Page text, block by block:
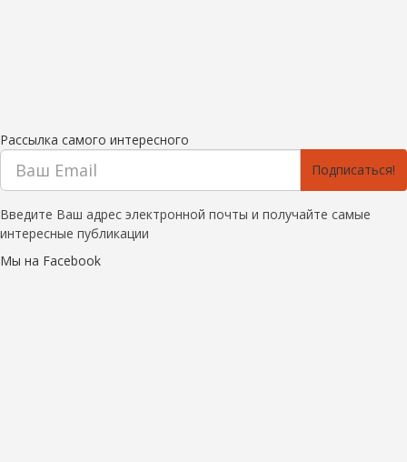
Рассылка самого интересного
Подписаться!
Введите Ваш адрес электронной почты и получайте самые
интересные публикации
Мы на Facebook